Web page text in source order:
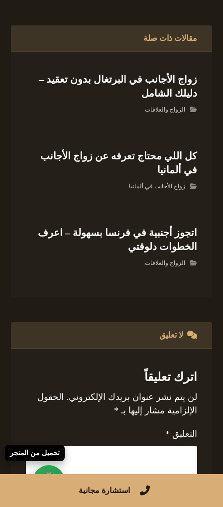
مقالات ذات صلة
زواج الأجانب في البرتغال بدون تعقيد –
دليلك الشامل
الزواج والعلاقات
كل اللي محتاج تعرفه عن زواج الأجانب
في ألمانيا
زواج الأجانب في ألمانيا
اتجوز أجنبية في فرنسا بسهولة – اعرف
الخطوات دلوقتي
الزواج والعلاقات
لا تعليق
اترك تعليقاً
لن يتم نشر عنوان بريدك الإلكتروني. الحقول
الإلزامية مشار إليها بـ *
التعليق *
استشارة مجانية
تحميل من المتجر